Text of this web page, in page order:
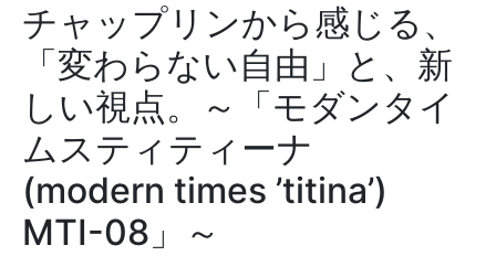
チャップリンから感じる、
「変わらない自由」と、新
しい視点。～「モダンタイ
ムスティティーナ
(modern times ’titina’)
MTI-08」～